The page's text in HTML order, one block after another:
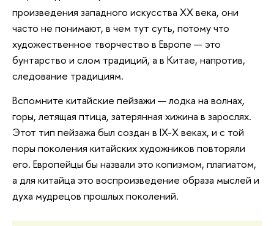
произведения западного искусства ХХ века, они
часто не понимают, в чем тут суть, потому что
художественное творчество в Европе — это
бунтарство и слом традиций, а в Китае, напротив,
следование традициям.
Вспомните китайские пейзажи — лодка на волнах,
горы, летящая птица, затерянная хижина в зарослях.
Этот тип пейзажа был создан в IX-X веках, и с той
поры поколения китайских художников повторяли
его. Европейцы бы назвали это копизмом, плагиатом,
а для китайца это воспроизведение образа мыслей и
духа мудрецов прошлых поколений.